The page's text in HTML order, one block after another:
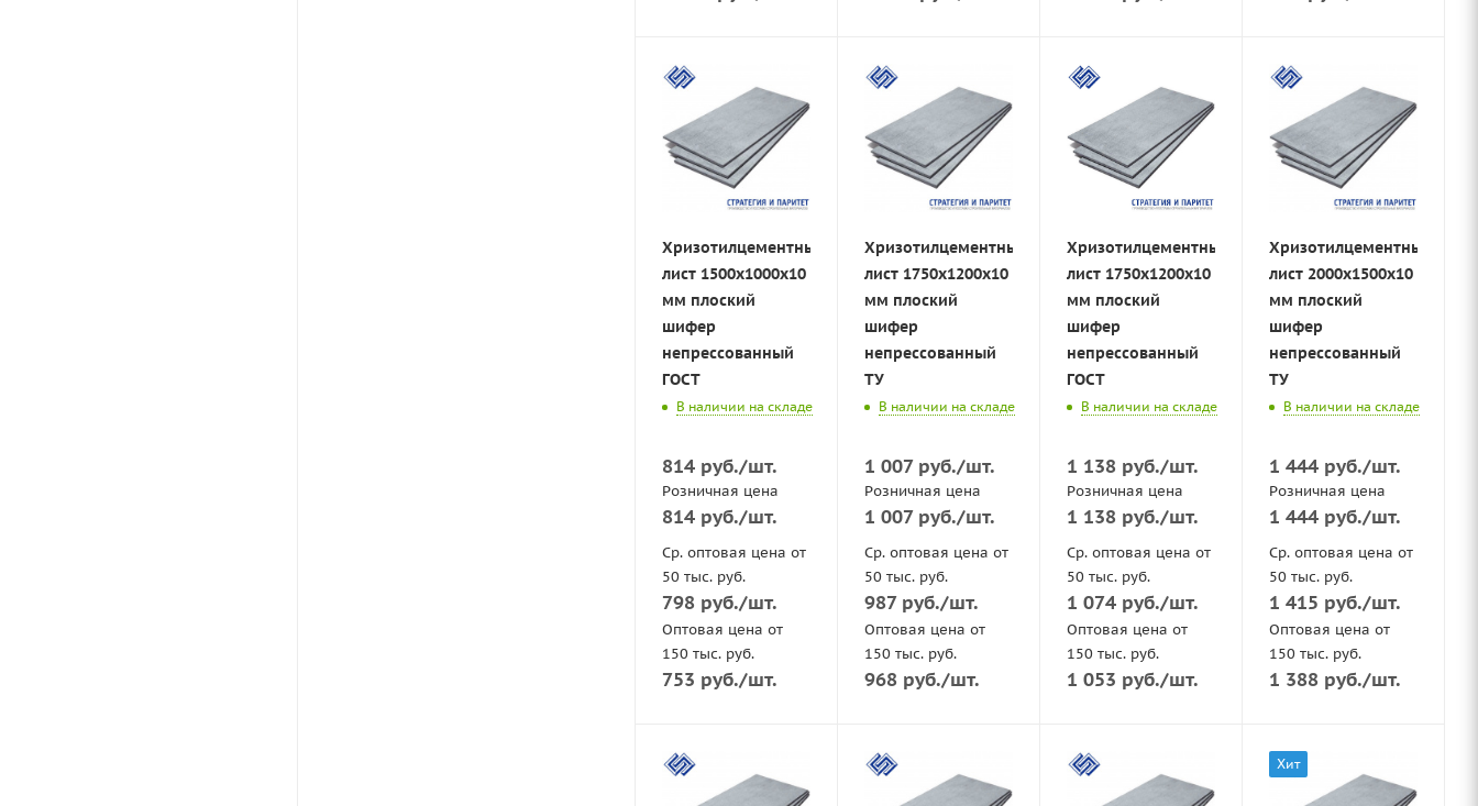
Хризотилцементный
лист 1500х1000х10
мм плоский
шифер
непрессованный
ГОСТ
В наличии на складе
814 руб./шт.
Розничная цена
814 руб./шт.
Ср. оптовая цена от
50 тыс. руб.
798 руб./шт.
Оптовая цена от
150 тыс. руб.
753 руб./шт.
Хризотилцементный
лист 1750х1200х10
мм плоский
шифер
непрессованный
ТУ
В наличии на складе
1 007руб./шт.
Розничная цена
1 007руб./шт.
Ср. оптовая цена от
50 тыс. руб.
987руб./шт.
Оптовая цена от
150 тыс. руб.
968 руб./шт.
Хризотилцементный
лист 1750х1200х10
мм плоский
шифер
непрессованный
ГОСТ
В наличии на складе
1 138 руб./шт.
Розничная цена
1 138 руб./шт.
Ср. оптовая цена от
50 тыс. руб.
1 074 руб./шт.
Оптовая цена от
150 тыс. руб.
1 053 руб./шт.
Хризотилцементный
лист 2000х1500х10
мм плоский
шифер
непрессованный
ТУ
В наличии на складе
1 444 руб./шт.
Розничная цена
1 444 руб./шт.
Ср. оптовая цена от
50 тыс. руб.
1 415 руб./шт.
Оптовая цена от
150 тыс. руб.
1 388 руб./шт.
Хит